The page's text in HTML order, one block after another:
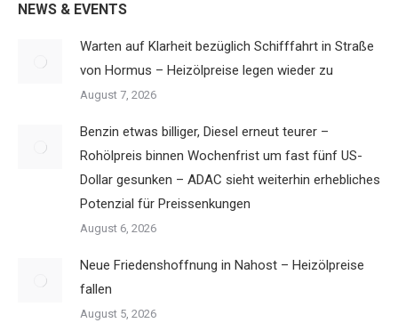
NEWS & EVENTS
Warten auf Klarheit bezüglich Schifffahrt in Straße
von Hormus – Heizölpreise legen wieder zu
August 7, 2026
Benzin etwas billiger, Diesel erneut teurer –
Rohölpreis binnen Wochenfrist um fast fünf US-
Dollar gesunken – ADAC sieht weiterhin erhebliches
Potenzial für Preissenkungen
August 6, 2026
Neue Friedenshoffnung in Nahost – Heizölpreise
fallen
August 5, 2026